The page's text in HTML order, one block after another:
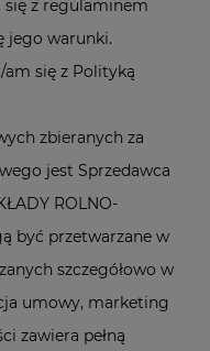
się z regulaminem
jego warunki.
am się z Polityką
zbieranych za
jest Sprzedawca
ROLNO-
być przetwarzane w
szczegółowo w
umowy, marketing
zawiera pełną